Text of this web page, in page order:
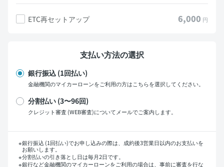
ETC再セットアップ 6,000 円
支払い方法の選択
銀行振込 (1回払い)
金融機関のマイカーローンをご利用の方はこちらを選択してください。
分割払い (3〜96回)
クレジット審査 (WEB審査)についてメールでご案内します。
支払い回数
銀行振込 (1回払い)でお申し込みの際は、成約後3営業日以内のお支払いを
お願いします。
分割払いの引き落とし日は毎月2日です。
銀行など金融機関のマイカーローンをご利用の場合は、事前に審査を行な